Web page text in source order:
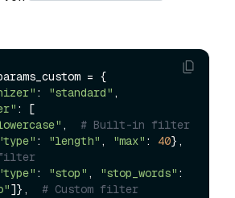
= {
: "standard" ,
: [
, # Built-in filter
: "length" , "max" : 40
filter
: "stop" , "stop_words" :
]}, # Custom filter